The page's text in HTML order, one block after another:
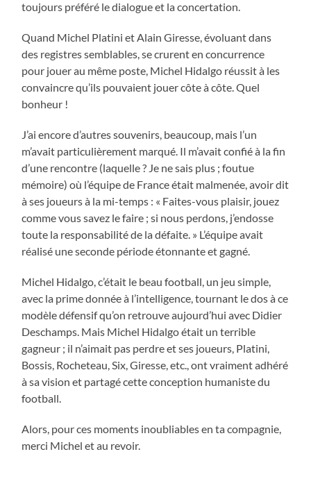
toujours préféré le dialogue et la concertation.
Quand Michel Platini et Alain Giresse, évoluant dans
des registres semblables, se crurent en concurrence
pour jouer au même poste, Michel Hidalgo réussit à les
convaincre qu’ils pouvaient jouer côte à côte. Quel
bonheur !
J’ai encore d’autres souvenirs, beaucoup, mais l’un
m’avait particulièrement marqué. Il m’avait confié à la fin
d’une rencontre (laquelle ? Je ne sais plus ; foutue
mémoire) où l’équipe de France était malmenée, avoir dit
à ses joueurs à la mi-temps : « Faites-vous plaisir, jouez
comme vous savez le faire ; si nous perdons, j’endosse
toute la responsabilité de la défaite. » L’équipe avait
réalisé une seconde période étonnante et gagné.
Michel Hidalgo, c’était le beau football, un jeu simple,
avec la prime donnée à l’intelligence, tournant le dos à ce
modèle défensif qu’on retrouve aujourd’hui avec Didier
Deschamps. Mais Michel Hidalgo était un terrible
gagneur ; il n’aimait pas perdre et ses joueurs, Platini,
Bossis, Rocheteau, Six, Giresse, etc., ont vraiment adhéré
à sa vision et partagé cette conception humaniste du
football.
Alors, pour ces moments inoubliables en ta compagnie,
merci Michel et au revoir.